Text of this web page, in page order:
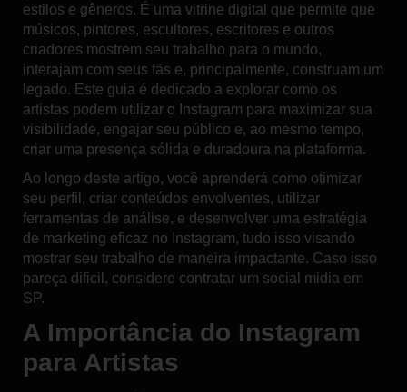
estilos e gêneros. É uma vitrine digital que permite que
músicos, pintores, escultores, escritores e outros
criadores mostrem seu trabalho para o mundo,
interajam com seus fãs e, principalmente, construam um
legado. Este guia é dedicado a explorar como os
artistas podem utilizar o Instagram para maximizar sua
visibilidade, engajar seu público e, ao mesmo tempo,
criar uma presença sólida e duradoura na plataforma.
Ao longo deste artigo, você aprenderá como otimizar
seu perfil, criar conteúdos envolventes, utilizar
ferramentas de análise, e desenvolver uma estratégia
de marketing eficaz no Instagram, tudo isso visando
mostrar seu trabalho de maneira impactante. Caso isso
pareça dificil, considere contratar um social midia em
SP.
A Importância do Instagram
para Artistas